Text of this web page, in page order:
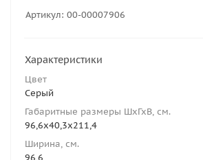
Артикул: 00-00007906
Характеристики
Цвет
Серый
Габаритные размеры ШхГхВ, см.
96,6х40,3х211,4
Ширина, см.
96,6